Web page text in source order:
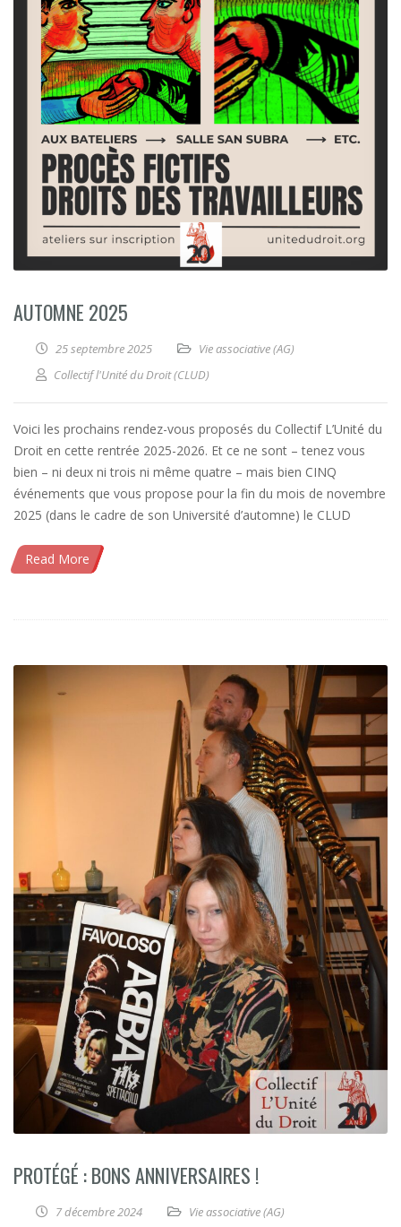
AUTOMNE 2025
25 septembre 2025
Vie associative (AG)
Collectif l'Unité du Droit (CLUD)
Voici les prochains rendez-vous proposés du Collectif L’Unité du
Droit en cette rentrée 2025-2026. Et ce ne sont – tenez vous
bien – ni deux ni trois ni même quatre – mais bien CINQ
événements que vous propose pour la fin du mois de novembre
2025 (dans le cadre de son Université d’automne) le CLUD
Read More
PROTÉGÉ : BONS ANNIVERSAIRES !
7 décembre 2024
Vie associative (AG)